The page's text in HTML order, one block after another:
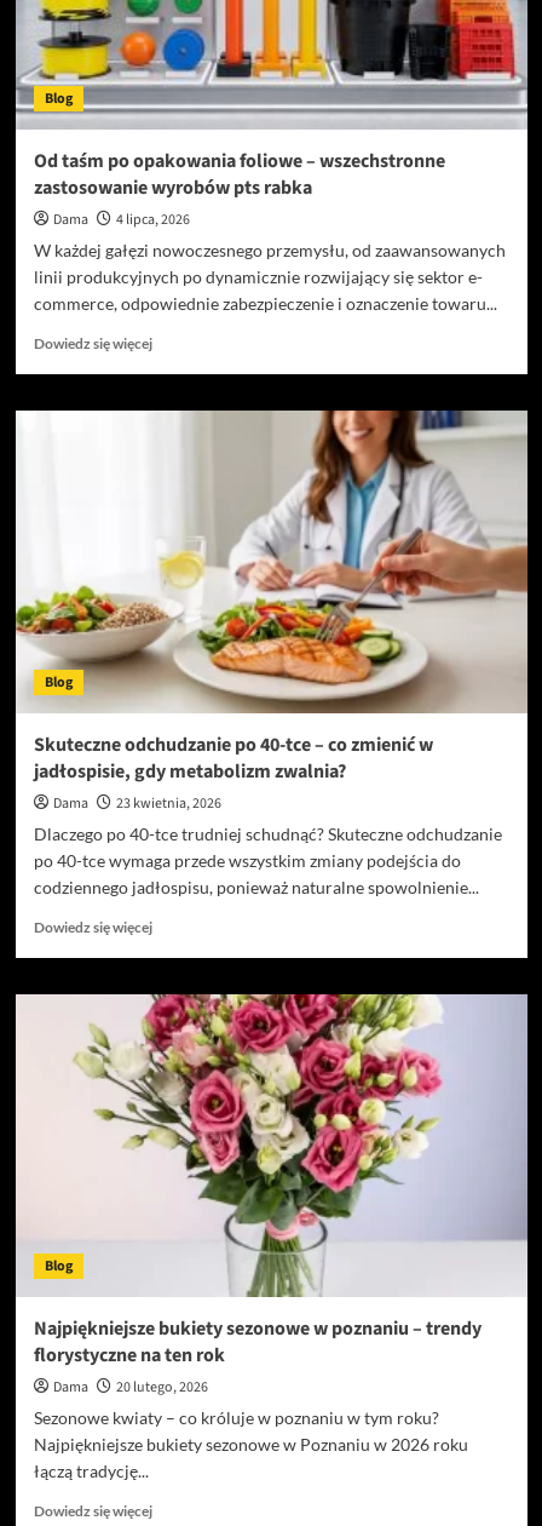
Blog
Od taśm po opakowania foliowe – wszechstronne
zastosowanie wyrobów pts rabka
Dama
4 lipca, 2026
W każdej gałęzi nowoczesnego przemysłu, od zaawansowanych
linii produkcyjnych po dynamicznie rozwijający się sektor e-
commerce, odpowiednie zabezpieczenie i oznaczenie towaru...
Dowiedz się więcejDowiedz
o
wszechstronne
zastosowanie
wyrobów
pts
rabka
Blog
Skuteczne odchudzanie po 40-tce – co zmienić w
jadłospisie, gdy metabolizm zwalnia?
Dama
23 kwietnia, 2026
Dlaczego po 40-tce trudniej schudnąć? Skuteczne odchudzanie
po 40-tce wymaga przede wszystkim zmiany podejścia do
codziennego jadłospisu, ponieważ naturalne spowolnienie...
Dowiedz się więcejDowiedz
o
Skuteczne
odchudzanie
po
40-
tce
–
co
zmienić
Blog
Najpiękniejsze bukiety sezonowe w poznaniu – trendy
florystyczne na ten rok
Dama
20 lutego, 2026
Sezonowe kwiaty – co króluje w poznaniu w tym roku?
Najpiękniejsze bukiety sezonowe w Poznaniu w 2026 roku
łączą tradycję...
Dowiedz się więcejDowiedz